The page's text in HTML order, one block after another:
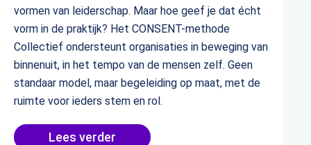
vormen van leiderschap. Maar hoe geef je dat écht
vorm in de praktijk? Het CONSENT-methode
Collectief ondersteunt organisaties in beweging van
binnenuit, in het tempo van de mensen zelf. Geen
standaar model, maar begeleiding op maat, met de
ruimte voor ieders stem en rol.
Lees verder